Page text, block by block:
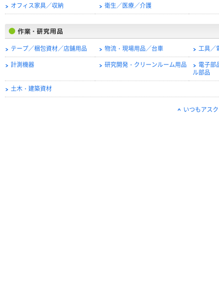
オフィス家具／収納 衛生／医療／介護
テープ／梱包資材／店舗用品 物流・現場用品／台車 工具／
計測機器 研究開発・クリーンルーム用品
電子部
ル部品
土木・建築資材
いつもアス